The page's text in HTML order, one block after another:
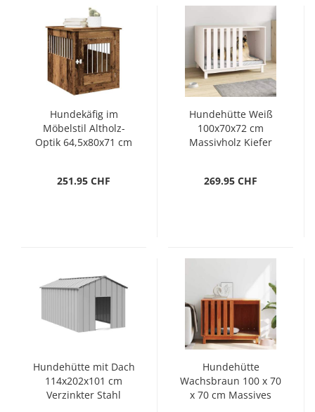
Hundekäfig im
Möbelstil Altholz-
Optik 64,5x80x71 cm
251.95 CHF
Hundehütte Weiß
100x70x72 cm
Massivholz Kiefer
269.95 CHF
Hundehütte mit Dach
114x202x101 cm
Verzinkter Stahl
Hundehütte
Wachsbraun 100 x 70
x 70 cm Massives